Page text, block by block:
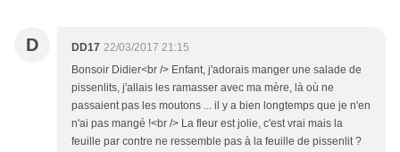
D DD17 22/03/2017 21:15
Bonsoir Didier<br /> Enfant, j'adorais manger une salade de
pissenlits, j'allais les ramasser avec ma mère, là où ne
passaient pas les moutons ... il y a bien longtemps que je n'en
n'ai pas mangé !<br /> La fleur est jolie, c'est vrai mais la
feuille par contre ne ressemble pas à la feuille de pissenlit ?